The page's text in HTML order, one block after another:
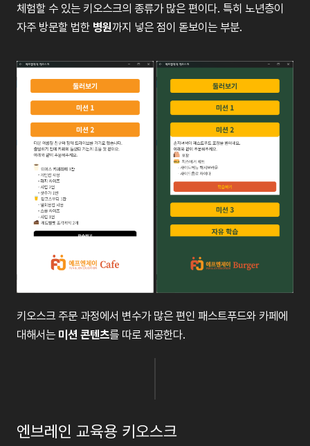
체험할 수 있는 키오스크의 종류가 많은 편이다. 특히 노년층이
자주 방문할 법한 병원까지 넣은 점이 돋보이는 부분.
키오스크 주문 과정에서 변수가 많은 편인 패스트푸드와 카페에
대해서는 미션 콘텐츠를 따로 제공한다.
엔브레인 교육용 키오스크